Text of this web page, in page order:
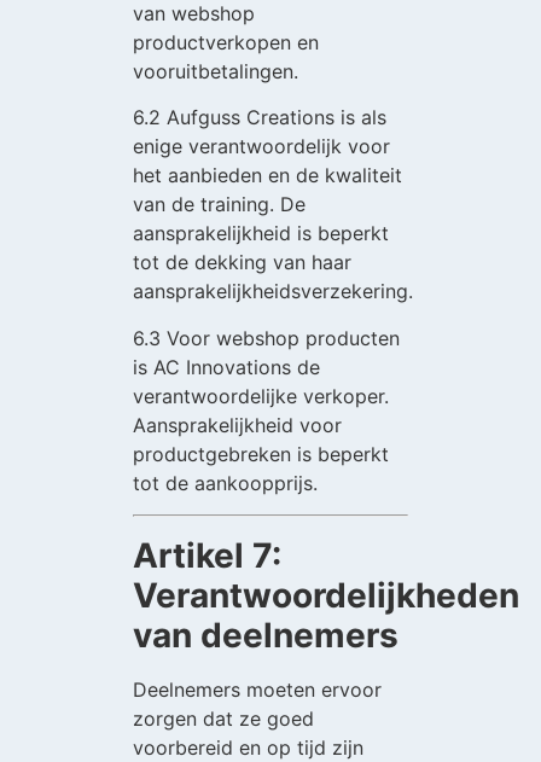
van webshop
productverkopen en
vooruitbetalingen.
6.2 Aufguss Creations is als
enige verantwoordelijk voor
het aanbieden en de kwaliteit
van de training. De
aansprakelijkheid is beperkt
tot de dekking van haar
aansprakelijkheidsverzekering.
6.3 Voor webshop producten
is AC Innovations de
verantwoordelijke verkoper.
Aansprakelijkheid voor
productgebreken is beperkt
tot de aankoopprijs.
Artikel 7:
Verantwoordelijkheden
van deelnemers
Deelnemers moeten ervoor
zorgen dat ze goed
voorbereid en op tijd zijn